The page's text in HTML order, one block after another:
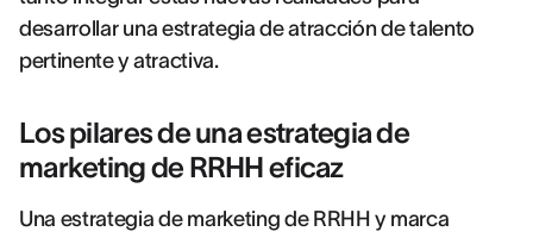
desarrollar una estrategia de atracción de talento
pertinente y atractiva.
Los pilares de una estrategia de
marketing de RRHH eficaz
Una estrategia de marketing de RRHH y marca